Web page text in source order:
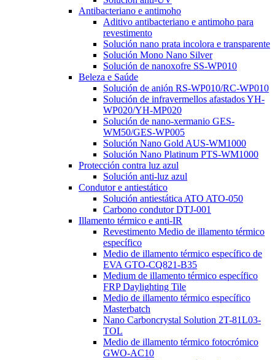
Antibacteriano e antimoho
Aditivo antibacteriano e antimoho para
revestimento
Solución nano prata incolora e transparente
Solución Mono Nano Silver
Solución de nanoxofre SS-WP010
Beleza e Saúde
Solución de anión RS-WP010/RC-WP010
Solución de infravermellos afastados YH-
WP020/YH-MP020
Solución de nano-xermanio GES-
WM50/GES-WP005
Solución Nano Gold AUS-WM1000
Solución Nano Platinum PTS-WM1000
Protección contra luz azul
Solución anti-luz azul
Condutor e antiestático
Solución antiestática ATO ATO-050
Carbono condutor DTJ-001
Illamento térmico e anti-IR
Revestimento Medio de illamento térmico
específico
Medio de illamento térmico específico de
EVA GTO-CQ821-B35
Medium de illamento térmico específico
FRP Daylighting Tile
Medio de illamento térmico específico
Masterbatch
Nano Carboncrystal Solution 2T-81L03-
TOL
Medio de illamento térmico fotocrómico
GWO-AC10